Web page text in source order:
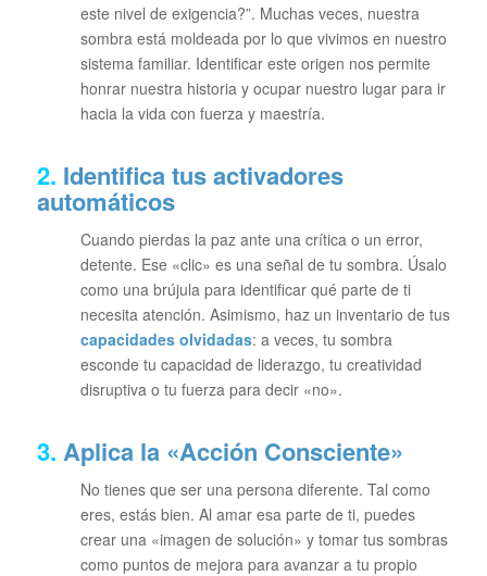
este nivel de exigencia?”. Muchas veces, nuestra
sombra está moldeada por lo que vivimos en nuestro
sistema familiar. Identificar este origen nos permite
honrar nuestra historia y ocupar nuestro lugar para ir
hacia la vida con fuerza y maestría.
2. Identifica tus activadores
automáticos
Cuando pierdas la paz ante una crítica o un error,
detente. Ese «clic» es una señal de tu sombra. Úsalo
como una brújula para identificar qué parte de ti
necesita atención. Asimismo, haz un inventario de tus
capacidades olvidadas: a veces, tu sombra
esconde tu capacidad de liderazgo, tu creatividad
disruptiva o tu fuerza para decir «no».
3. Aplica la «Acción Consciente»
No tienes que ser una persona diferente. Tal como
eres, estás bien. Al amar esa parte de ti, puedes
crear una «imagen de solución» y tomar tus sombras
como puntos de mejora para avanzar a tu propio